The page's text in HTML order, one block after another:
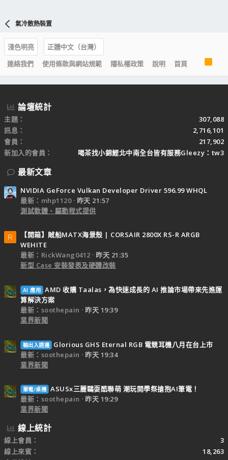
氣冷散熱裝置
淺色明亮
正體中文（台灣）
連絡我們
使用條款與網站規範 隱私權政策 說明 首頁
S
論壇統計
主題
307,088
訊息
2,716,101
會員
217,902
新加入的會員
喝茶找小錦鯉北中南全台皆有服務Gleezy：tw3
最新文章
NVIDIA GeForce Vulkan Developer Driver 596.99 WHQL
最新：mhp1120
昨天 21:57
測試軟體、驅動程式提供
R
【開箱】賊船MATX海景殼 | CORSAIR 2800X RS-R ARGB
WEHITE
最新：RickWang0412
昨天 21:35
新型 Case 安裝發表及硬體改裝
AI 應用 AMD 收購 Taalas，為快速成長的 AI 推論市場帶來先進運
算解決方案
最新：soothepain
昨天 19:39
業界新聞
輸出入週邊
Glorious GHS Eternal RGB 電競耳機八月在台上市
最新：soothepain
昨天 19:34
業界新聞
筆電/桌機 ASUSx三麗鷗耍酷聯萌 潮玩開學祭搶抱AI筆電！
最新：soothepain
昨天 19:29
業界新聞
線上統計
線上會員
3
線上來賓
18,263